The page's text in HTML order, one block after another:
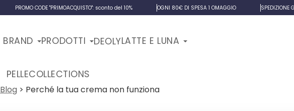
PROMO CODE "PRIMOACQUISTO": sconto del 10% OGNI 80€ DI SPESA 1 OMAGGIO
BRAND PRODOTTI DEOLYLATTE E LUNA
PELLECOLLECTIONS
Blog > Perché la tua crema non funziona